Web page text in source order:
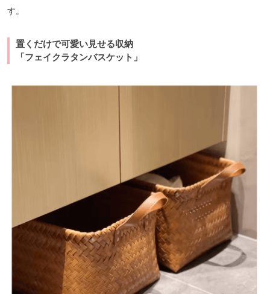
す。
置くだけで可愛い見せる収納
「フェイクラタンバスケット」